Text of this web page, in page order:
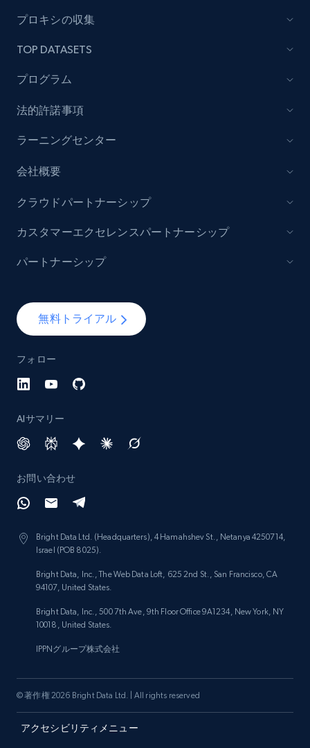
Lazada - Products
price, Currency, Stock, and more.
keyword
price, Currency, Stock, and more.
category URL or brand URL
URL, Title, Rating, Reviews, Initial price, Final
992+
seller URL
URL, Title, Rating, Reviews, Initial price, Final
price, Currency, Stock, and more.
Lazada - Products - Discover products by
プロキシの収集
TOP DATASETS
プログラム
法的許諾事項
ラーニングセンター
会社概要
無料トライアル
フォロー
AIサマリー
お問い合わせ
Bright Data Ltd. (Headquarters), 4 Hamahshev St., Netanya 4250714,
Israel (POB 8025).
Bright Data, Inc., The Web Data Loft, 625 2nd St., San Francisco, CA
94107, United States.
Bright Data, Inc., 500 7th Ave, 9th Floor Office 9A1234, New York, NY
10018, United States.
IPPNグループ株式会社
クラウドパートナーシップ
カスタマーエクセレンスパートナーシップ
パートナーシップ
アクセシビリティメニュー
© 著作権 2026 Bright Data Ltd. | All rights reserved